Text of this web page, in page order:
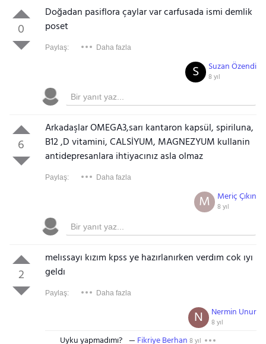
0
Doğadan pasiflora çaylar var carfusada ismi demlik
poset
Paylaş: Daha fazla
Suzan Özendi
8 yıl
S
6
Arkadaşlar OMEGA3,sarı kantaron kapsül, spiriluna,
B12 ,D vitamini, CALSİYUM, MAGNEZYUM kullanin
antidepresanlara ihtiyacınız asla olmaz
Paylaş: Daha fazla
Meriç Çıkın
8 yıl
M
2
melıssayı kızım kpss ye hazırlanırken verdım cok ıyı
geldı
Paylaş: Daha fazla
Nermin Unur
8 yıl
N
Uyku yapmadımı? Fikriye Berhan 8 yıl